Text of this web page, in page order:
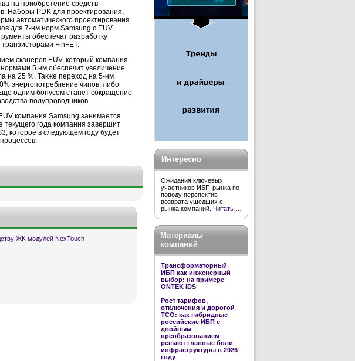
на приобретение средств
Наборы PDK для проектирования,
автоматического проектирования
для 7-нм норм Samsung с EUV
обеспечат разработку
FinFET.
сканеров EUV, который компания
5 нм обеспечит увеличение
на 25 %. Также переход на 5-нм
энергопотребление чипов, либо
одним бонусом станет сокращение
полупроводников.
компания Samsung занимается
текущего года компания завершит
которое в следующем году будет
ЖК-модулей NexTouch
Интересно
Ожидания ключевых
участников ИБП-рынка по
поводу перспектив
возврата ушедших с
рынка компаний. Читать …
Материалы
компаний
Трансформаторный
ИБП как инженерный
выбор: на примере
ONTEK iDS
Рост тарифов,
отключения и дорогой
TCO: как гибридные
российские ИБП с
двойным
преобразованием
решают главные боли
инфраструктуры в 2026
году